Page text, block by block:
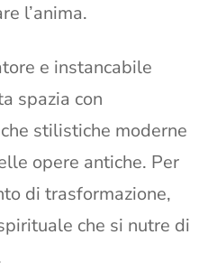
l’anima.
e instancabile
spazia con
stilistiche moderne
opere antiche. Per
di trasformazione,
che si nutre di